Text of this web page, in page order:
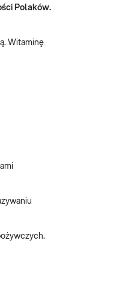
Polaków.
Witaminę